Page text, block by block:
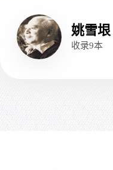
姚雪垠
收录9本